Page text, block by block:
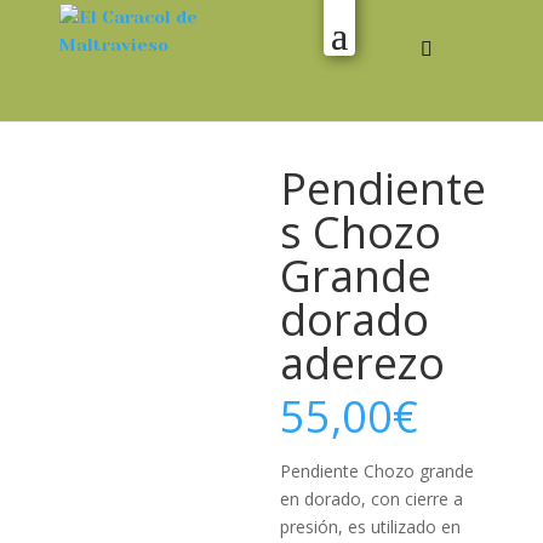
Pendiente
s Chozo
Grande
dorado
aderezo
55,00€
Pendiente Chozo grande
en dorado, con cierre a
presión, es utilizado en